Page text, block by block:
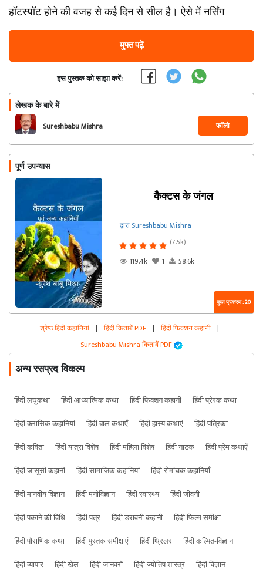
हॉटस्पॉट होने की वजह से कई दिन से सील है। ऐसे में नर्सिंग
मुफ्त पढ़ें
इस पुस्तक को साझा करें:
लेखक के बारे में
Sureshbabu Mishra फॉलो
पूर्ण उपन्यास
कैक्टस के जंगल
द्वारा Sureshbabu Mishra
(7.5k)
119.4k
1 58.6k
कुल प्रकरण : 20
श्रेष्ठ हिंदी कहानियां | हिंदी किताबें PDF | हिंदी फिक्शन कहानी |
Sureshbabu Mishra किताबें PDF
अन्य रसप्रद विकल्प
हिंदी लघुकथा हिंदी आध्यात्मिक कथा हिंदी फिक्शन कहानी
हिंदी प्रेरक कथा
हिंदी क्लासिक कहानियां
हिंदी बाल कथाएँ हिंदी हास्य कथाएं
हिंदी पत्रिका
हिंदी कविता
हिंदी यात्रा विशेष हिंदी महिला विशेष हिंदी नाटक
हिंदी प्रेम कथाएँ
हिंदी जासूसी कहानी
हिंदी सामाजिक कहानियां
हिंदी रोमांचक कहानियाँ
हिंदी मानवीय विज्ञान
हिंदी मनोविज्ञान हिंदी स्वास्थ्य
हिंदी जीवनी
हिंदी पकाने की विधि
हिंदी पत्र हिंदी डरावनी कहानी
हिंदी फिल्म समीक्षा
हिंदी पौराणिक कथा
हिंदी पुस्तक समीक्षाएं हिंदी थ्रिलर
हिंदी कल्पित-विज्ञान
हिंदी व्यापार
हिंदी खेल हिंदी जानवरों हिंदी ज्योतिष शास्त्र हिंदी विज्ञान